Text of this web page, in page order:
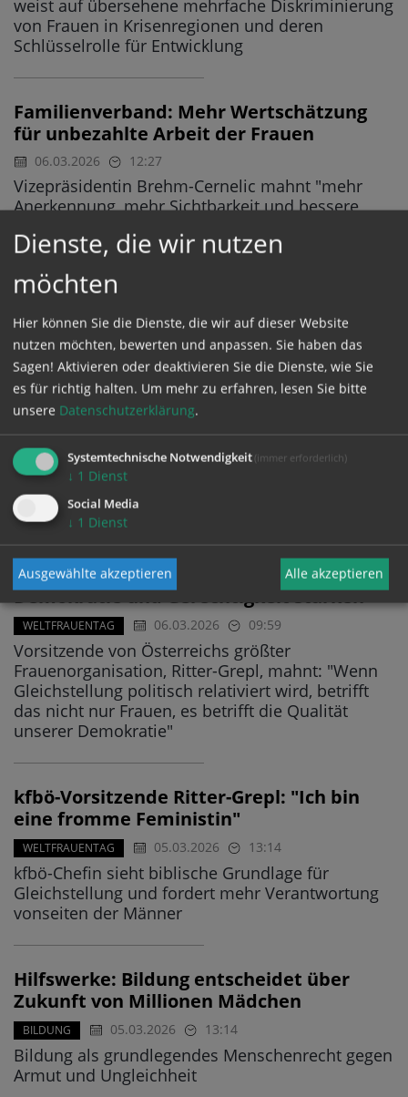
weist auf übersehene mehrfache Diskriminierung
von Frauen in Krisenregionen und deren
Schlüsselrolle für Entwicklung
Familienverband: Mehr Wertschätzung
für unbezahlte Arbeit der Frauen
06.03.2026 12:27
Vizepräsidentin Brehm-Cernelic mahnt "mehr
Anerkennung, mehr Sichtbarkeit und bessere
ein
Katholische Aktion fordert
Geschlechtergerechtigkeit in der Kirche
WELTFRAUENTAG 06.03.2026 10:55
Anlässlich des Weltfrauentages (8. März)
appelliert die KAÖ zur Überwindung von
Über- und Unterordnung der Geschlechter
widerspricht dem biblischen Bild, dass der
Mensch ein Ebnenbild Gottes ist" - Warnung vor
politisch gelenkten Rückschritten
Katholische Frauenbewegung fordert:
Demokratie und Gerechtigkeit stärken
WELTFRAUENTAG 06.03.2026 09:59
Vorsitzende von Österreichs größter
Frauenorganisation, Ritter-Grepl, mahnt: "Wenn
Gleichstellung politisch relativiert wird, betrifft
das nicht nur Frauen, es betrifft die Qualität
unserer Demokratie"
kfbö-Vorsitzende Ritter-Grepl: "Ich bin
eine fromme Feministin"
WELTFRAUENTAG 05.03.2026 13:14
kfbö-Chefin sieht biblische Grundlage für
Gleichstellung und fordert mehr Verantwortung
vonseiten der Männer
Hilfswerke: Bildung entscheidet über
Zukunft von Millionen Mädchen
BILDUNG 05.03.2026 13:14
Bildung als grundlegendes Menschenrecht gegen
Armut und Ungleichheit
Dienste, die wir nutzen
möchten
Hier können Sie die Dienste, die wir auf dieser Website
nutzen möchten, bewerten und anpassen. Sie haben das
Sagen! Aktivieren oder deaktivieren Sie die Dienste, wie Sie
es für richtig halten. Um mehr zu erfahren, lesen Sie bitte
unsere Datenschutzerklärung.
Systemtechnische Notwendigkeit (immer erforderlich)
↓ 1 Dienst
Social Media
↓ 1 Dienst
Ausgewählte akzeptieren Alle akzeptieren